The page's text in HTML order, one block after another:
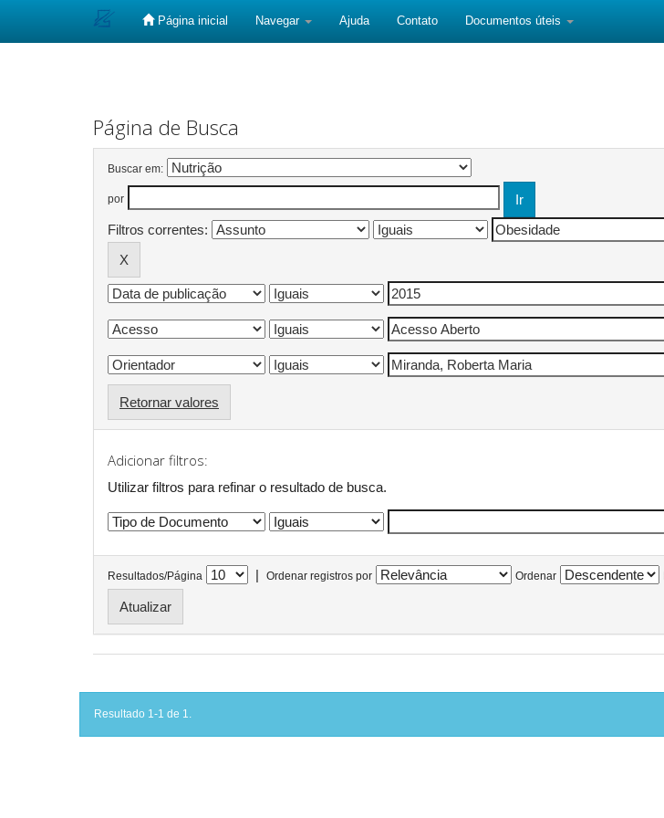
Página inicial Navegar Ajuda Contato Documentos úteis
Página de Busca
Buscar em:
por
Filtros correntes:
Retornar valores
Adicionar filtros:
Utilizar filtros para refinar o resultado de busca.
Resultados/Página | Ordenar registros por Ordenar
Resultado 1-1 de 1.